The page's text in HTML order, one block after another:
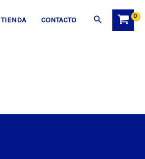
TIENDA CONTACTO Buscar